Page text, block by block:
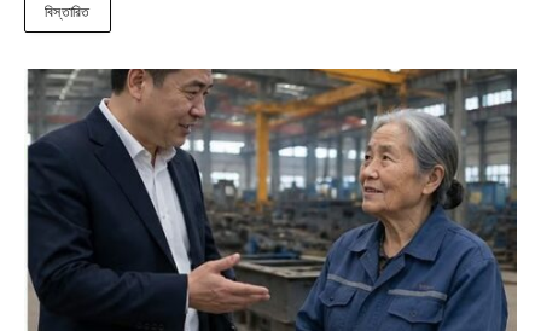
বিস্তারিত